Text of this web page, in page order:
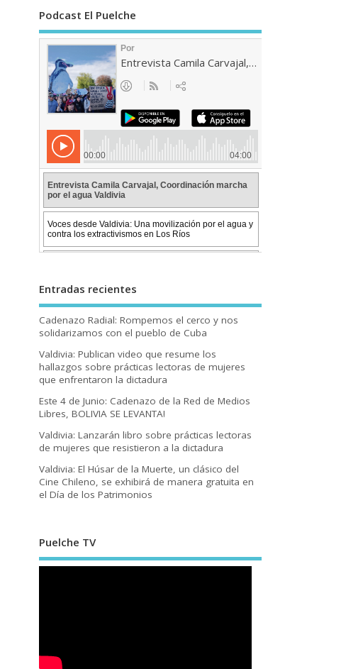
Podcast El Puelche
Entradas recientes
Cadenazo Radial: Rompemos el cerco y nos
solidarizamos con el pueblo de Cuba
Valdivia: Publican video que resume los
hallazgos sobre prácticas lectoras de mujeres
que enfrentaron la dictadura
Este 4 de Junio: Cadenazo de la Red de Medios
Libres, BOLIVIA SE LEVANTA!
Valdivia: Lanzarán libro sobre prácticas lectoras
de mujeres que resistieron a la dictadura
Valdivia: El Húsar de la Muerte, un clásico del
Cine Chileno, se exhibirá de manera gratuita en
el Día de los Patrimonios
Puelche TV